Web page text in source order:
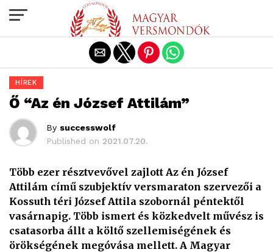
HÍREK
Ő “Az én József Attilám”
By successwolf
Published on 2021.07.20.
Több ezer résztvevővel zajlott Az én József
Attilám című szubjektív versmaraton szervezői a
Kossuth téri József Attila szobornál péntektől
vasárnapig. Több ismert és közkedvelt művész is
csatasorba állt a költő szellemiségének és
örökségének megóvása mellett. A Magyar
Exit mobile version